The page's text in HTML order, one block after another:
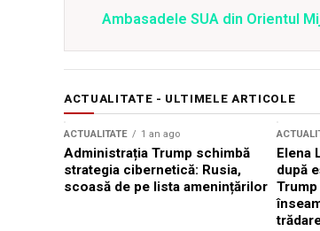
Ambasadele SUA din Orientul
ACTUALITATE - ULTIMELE ARTICOLE
ACTUALITATE 1 an ago
Administrația Trump schimbă
strategia cibernetică: Rusia,
scoasă de pe lista amenințărilor
Elena
după